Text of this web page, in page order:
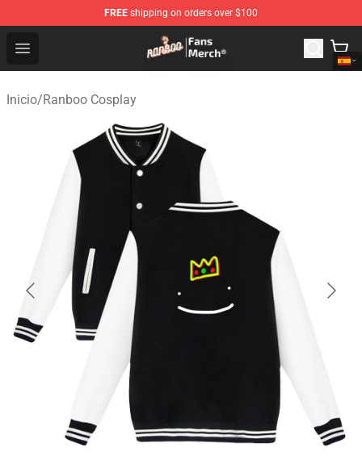
FREE shipping on orders over $100
Open menu
Ranboo Store - Official Ranboo Merchandise Shop
Inicio/Ranboo Cosplay